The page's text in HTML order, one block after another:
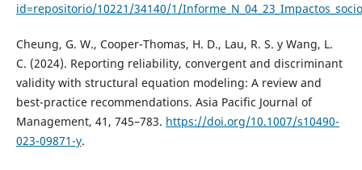
id=repositorio/10221/34140/1/
Cheung, G. W., Cooper-Thomas, H. D., Lau, R. S. y Wang, L.
C. (2024). Reporting reliability, convergent and discriminant
validity with structural equation modeling: A review and
best-practice recommendations. Asia Pacific Journal of
Management, 41, 745–783. https://doi.org/10.1007/s10490-
023-09871-y.